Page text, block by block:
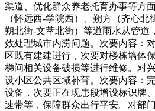
渠道、优化群众养老托育办事等方
（怀远西-学院西）、朔方（齐心
朔北街-文萃北街）等道雨水从管道
效处理城市内涝问题。次要内容：
区既有建建进行，次要对楼栋墙体
梯间相关设备破损等进行维修。对
设小区公共区域补葺。次要内容：
设备，次要正在现患段增设标识牌
速带等，保障群众出行平安。对部